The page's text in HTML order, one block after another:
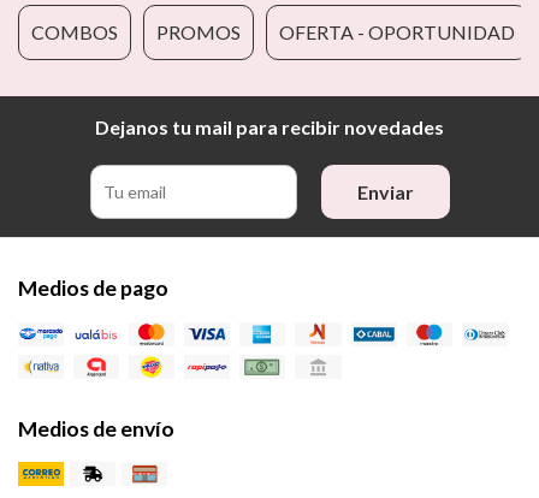
COMBOS PROMOS OFERTA - OPORTUNIDAD
Dejanos tu mail para recibir novedades
Enviar
Medios de pago
Medios de envío